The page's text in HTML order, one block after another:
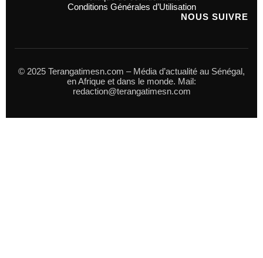
Conditions Générales d’Utilisation
NOUS SUIVRE
© 2025 Terangatimesn.com – Média d’actualité au Sénégal,
en Afrique et dans le monde. Mail:
redaction@terangatimesn.com